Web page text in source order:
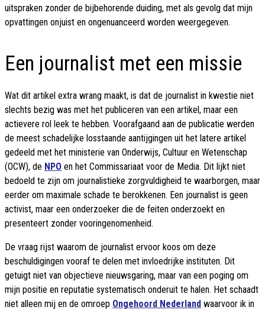
uitspraken zonder de bijbehorende duiding, met als gevolg dat mijn
opvattingen onjuist en ongenuanceerd worden weergegeven.
Een journalist met een missie
Wat dit artikel extra wrang maakt, is dat de journalist in kwestie niet
slechts bezig was met het publiceren van een artikel, maar een
actievere rol leek te hebben. Voorafgaand aan de publicatie werden
de meest schadelijke losstaande aantijgingen uit het latere artikel
gedeeld met het ministerie van Onderwijs, Cultuur en Wetenschap
(OCW), de NPO en het Commissariaat voor de Media. Dit lijkt niet
bedoeld te zijn om journalistieke zorgvuldigheid te waarborgen, maar
eerder om maximale schade te berokkenen. Een journalist is geen
activist, maar een onderzoeker die de feiten onderzoekt en
presenteert zonder vooringenomenheid.
De vraag rijst waarom de journalist ervoor koos om deze
beschuldigingen vooraf te delen met invloedrijke instituten. Dit
getuigt niet van objectieve nieuwsgaring, maar van een poging om
mijn positie en reputatie systematisch onderuit te halen. Het schaadt
niet alleen mij en de omroep Ongehoord Nederland waarvoor ik in